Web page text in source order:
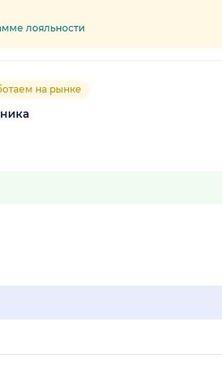
лояльности
на рынке